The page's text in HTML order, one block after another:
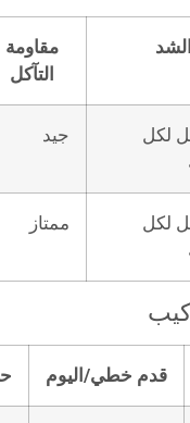
مقاومة
التآكل
رطل لكل
جيد
رطل لكل
ممتاز
قدم خطي/اليوم